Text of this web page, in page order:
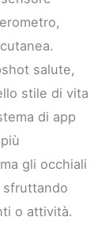
salute,
stile di vita
di app
gli occhiali
sfruttando
o attività.